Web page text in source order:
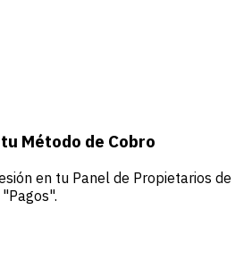
Método de Cobro
en tu Panel de Propietarios de